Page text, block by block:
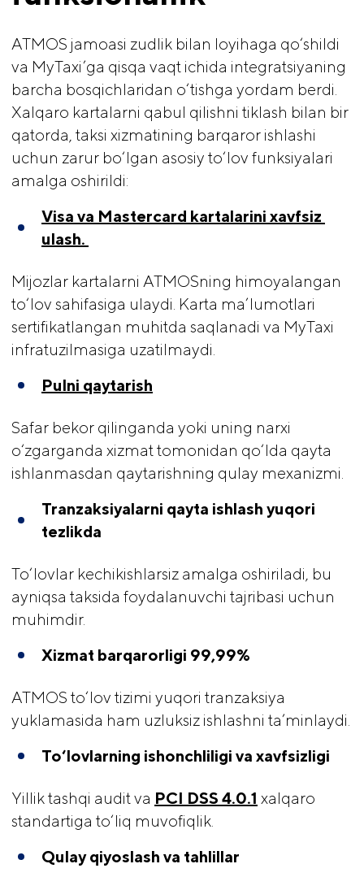
ATMOS jamoasi zudlik bilan loyihaga qo‘shildi
va MyTaxi’ga qisqa vaqt ichida integratsiyaning
barcha bosqichlaridan o‘tishga yordam berdi.
Xalqaro kartalarni qabul qilishni tiklash bilan bir
qatorda, taksi xizmatining barqaror ishlashi
uchun zarur bo‘lgan asosiy to‘lov funksiyalari
amalga oshirildi:
Visa va Mastercard kartalarini xavfsiz
ulash.
Mijozlar kartalarni ATMOSning himoyalangan
to‘lov sahifasiga ulaydi. Karta ma’lumotlari
sertifikatlangan muhitda saqlanadi va MyTaxi
infratuzilmasiga uzatilmaydi.
Pulni qaytarish
Safar bekor qilinganda yoki uning narxi
o‘zgarganda xizmat tomonidan qo‘lda qayta
ishlanmasdan qaytarishning qulay mexanizmi.
Tranzaksiyalarni qayta ishlash yuqori
tezlikda
To‘lovlar kechikishlarsiz amalga oshiriladi, bu
ayniqsa taksida foydalanuvchi tajribasi uchun
muhimdir.
Xizmat barqarorligi 99,99%
ATMOS to‘lov tizimi yuqori tranzaksiya
yuklamasida ham uzluksiz ishlashni ta’minlaydi.
To‘lovlarning ishonchliligi va xavfsizligi
Yillik tashqi audit va PCI DSS 4.0.1 xalqaro
standartiga to‘liq muvofiqlik.
Qulay qiyoslash va tahlillar